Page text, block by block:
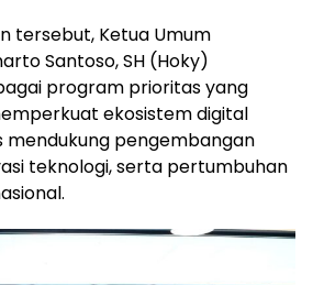
tersebut, Ketua Umum
Santoso, SH (Hoky)
program prioritas yang
ekosistem digital
mendukung pengembangan
teknologi, serta pertumbuhan